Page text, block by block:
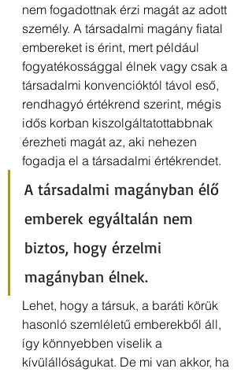
nem fogadottnak érzi magát az adott
személy. A társadalmi magány fiatal
embereket is érint, mert például
fogyatékossággal élnek vagy csak a
társadalmi konvencióktól távol eső,
rendhagyó értékrend szerint, mégis
idős korban kiszolgáltatottabbnak
érezheti magát az, aki nehezen
fogadja el a társadalmi értékrendet.
A társadalmi magányban élő
emberek egyáltalán nem
biztos, hogy érzelmi
magányban élnek.
Lehet, hogy a társuk, a baráti körük
hasonló szemléletű emberekből áll,
így könnyebben viselik a
kívülállóságukat. De mi van akkor, ha